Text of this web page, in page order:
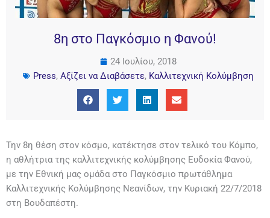
8η στο Παγκόσμιο η Φανού!
24 Ιουλίου, 2018
Press, Αξίζει να Διαβάσετε, Καλλιτεχνική Κολύμβηση
Την 8η θέση στον κόσμο, κατέκτησε στον τελικό του Κόμπο,
η αθλήτρια της καλλιτεχνικής κολύμβησης Ευδοκία Φανού,
με την Εθνική μας ομάδα στο Παγκόσμιο πρωτάθλημα
Καλλιτεχνικής Κολύμβησης Νεανίδων, την Κυριακή 22/7/2018
στη Βουδαπέστη.